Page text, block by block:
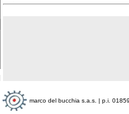
marco del bucchia s.a.s. | p.i.